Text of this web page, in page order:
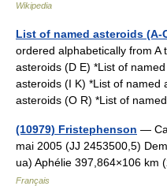
Wikipedia
List of named asteroids (A-
ordered alphabetically from A
asteroids (D E) *List of
asteroids (I K) *List of named
asteroids (O R) *List of
(10979) Fristephenson —
mai 2005 (JJ 2453500,5)
ua) Aphélie 397,864×106
Français